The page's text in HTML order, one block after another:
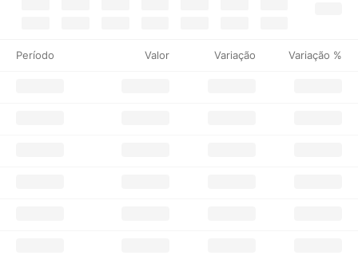
Período Valor Variação Variação %